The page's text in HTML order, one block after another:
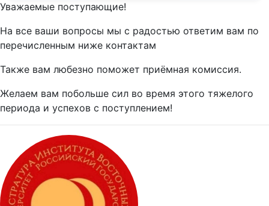
Уважаемые поступающие!
На все ваши вопросы мы с радостью ответим вам по
перечисленным ниже контактам
Также вам любезно поможет приёмная комиссия.
Желаем вам побольше сил во время этого тяжелого
периода и успехов с поступлением!